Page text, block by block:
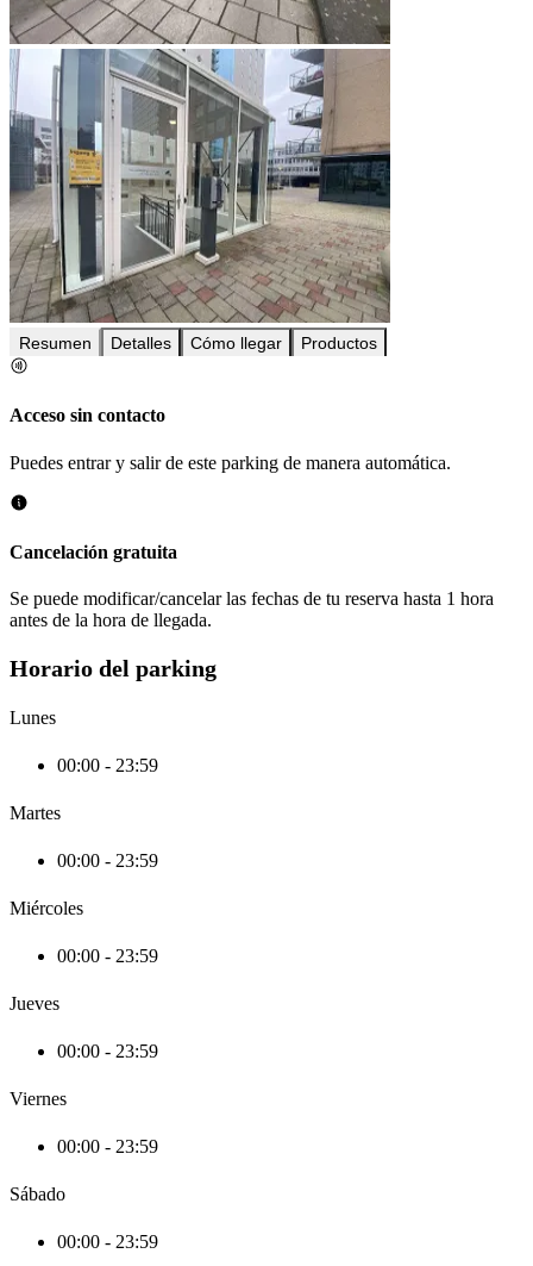
Resumen Detalles Cómo llegar Productos
Acceso sin contacto
Puedes entrar y salir de este parking de manera automática.
Cancelación gratuita
Se puede modificar/cancelar las fechas de tu reserva hasta 1 hora
antes de la hora de llegada.
Horario del parking
Lunes
00:00 - 23:59
Martes
00:00 - 23:59
Miércoles
00:00 - 23:59
Jueves
00:00 - 23:59
Viernes
00:00 - 23:59
Sábado
00:00 - 23:59